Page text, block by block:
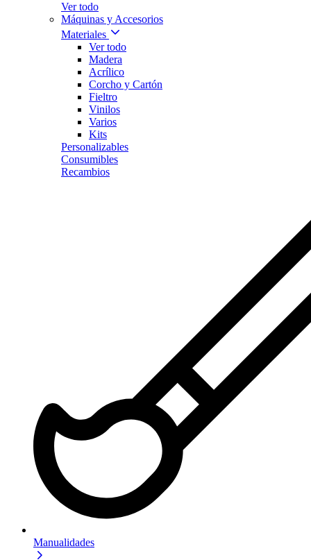
Ver todo
Máquinas y Accesorios
Materiales
Ver todo
Madera
Acrílico
Corcho y Cartón
Fieltro
Vinilos
Varios
Kits
Personalizables
Consumibles
Recambios
Manualidades